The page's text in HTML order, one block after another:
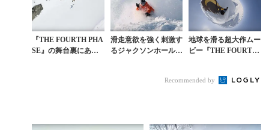
『THE FOURTH PHA
SE』の舞台裏にあっ
滑走意欲を強く刺激す
るジャクソンホールの
地球を滑る超大作ムー
ビー『THE FOURTH
Recommended by